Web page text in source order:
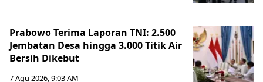
Prabowo Terima Laporan TNI: 2.500
Jembatan Desa hingga 3.000 Titik Air
Bersih Dikebut
7 Agu 2026, 9:03 AM